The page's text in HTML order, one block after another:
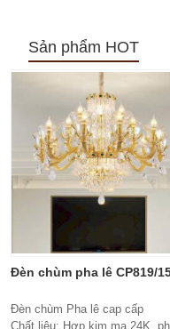
Sản phẩm HOT
Đèn chùm pha lê CP819/
Đèn chùm Pha lê cap cấp
Chất liệu: Hợp kim mạ 24K,